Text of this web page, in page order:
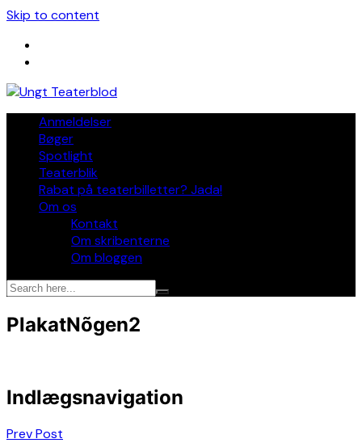
Skip to content
Anmeldelser
Bøger
Spotlight
Teaterblik
Rabat på teaterbilletter? Jada!
Om os
Kontakt
Om skribenterne
Om bloggen
PlakatNõgen2
Indlægsnavigation
Prev Post